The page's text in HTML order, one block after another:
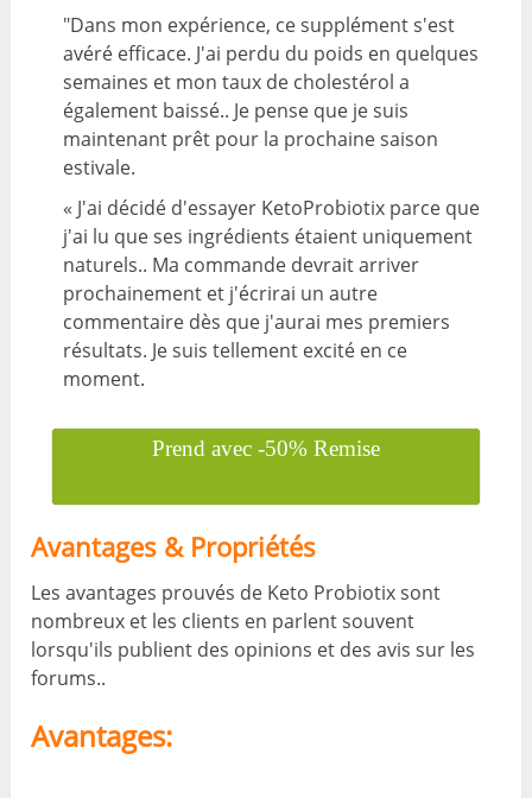
"Dans mon expérience, ce supplément s'est
avéré efficace. J'ai perdu du poids en quelques
semaines et mon taux de cholestérol a
également baissé.. Je pense que je suis
maintenant prêt pour la prochaine saison
estivale.
« J'ai décidé d'essayer KetoProbiotix parce que
j'ai lu que ses ingrédients étaient uniquement
naturels.. Ma commande devrait arriver
prochainement et j'écrirai un autre
commentaire dès que j'aurai mes premiers
résultats. Je suis tellement excité en ce
moment.
Prend avec -50% Remise
Avantages & Propriétés
Les avantages prouvés de Keto Probiotix sont
nombreux et les clients en parlent souvent
lorsqu'ils publient des opinions et des avis sur les
forums..
Avantages: